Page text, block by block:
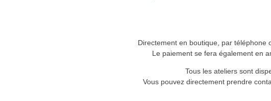
Directement en boutique, par téléphone
Le paiement se fera également en
Tous les ateliers sont
Vous pouvez directement prendre